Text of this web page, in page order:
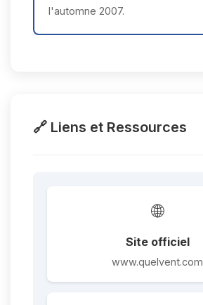
l'automne 2007.
🔗 Liens et Ressources
🌐
Site officiel
www.quelvent.com